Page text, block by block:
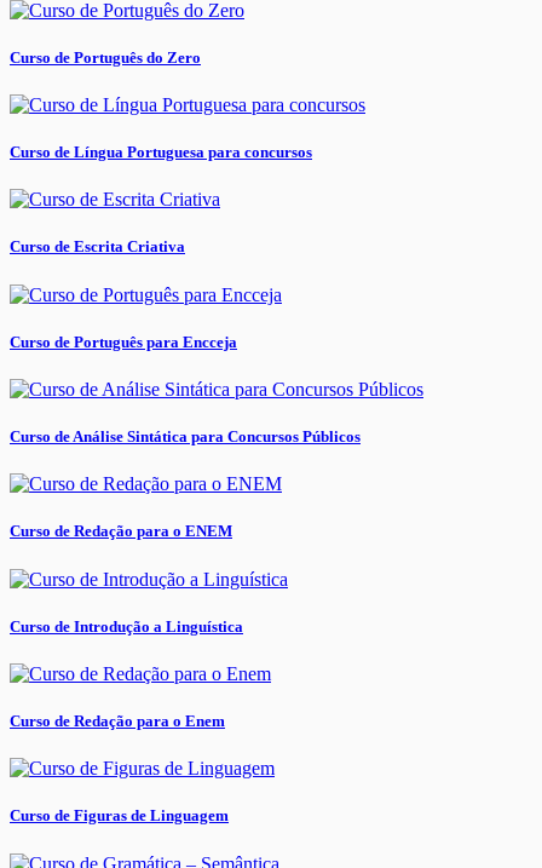
Curso de Português do Zero
Curso de Língua Portuguesa para concursos
Curso de Escrita Criativa
Curso de Português para Encceja
Curso de Análise Sintática para Concursos Públicos
Curso de Redação para o ENEM
Curso de Introdução a Linguística
Curso de Redação para o Enem
Curso de Figuras de Linguagem